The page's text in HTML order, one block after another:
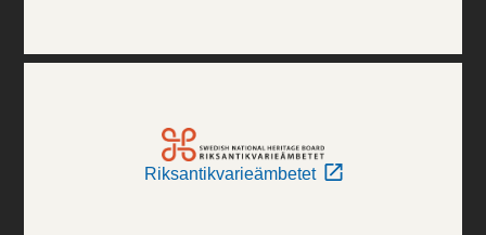
Riksantikvarieämbetet